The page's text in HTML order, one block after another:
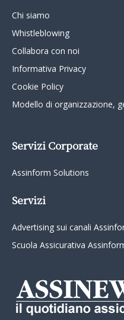
Chi siamo
Whistleblowing
Collabora con noi
Informativa Privacy
Cookie Policy
Modello di organizzazione,
Servizi Corporate
Assinform Solutions
Servizi
Advertising sui canali
Scuola Assicurativa